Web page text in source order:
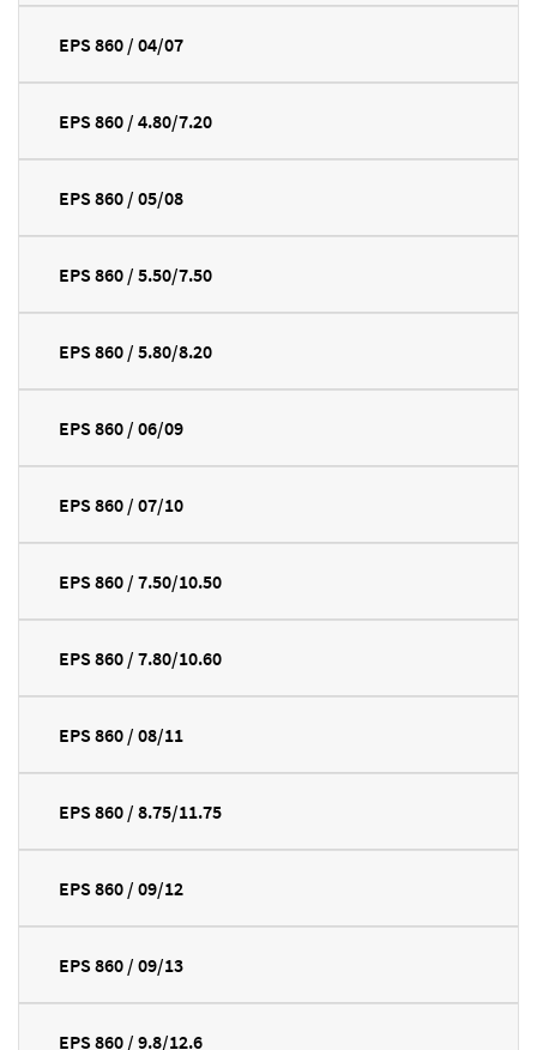
EPS 860 / 04/07
EPS 860 / 4.80/7.20
EPS 860 / 05/08
EPS 860 / 5.50/7.50
EPS 860 / 5.80/8.20
EPS 860 / 06/09
EPS 860 / 07/10
EPS 860 / 7.50/10.50
EPS 860 / 7.80/10.60
EPS 860 / 08/11
EPS 860 / 8.75/11.75
EPS 860 / 09/12
EPS 860 / 09/13
EPS 860 / 9.8/12.6